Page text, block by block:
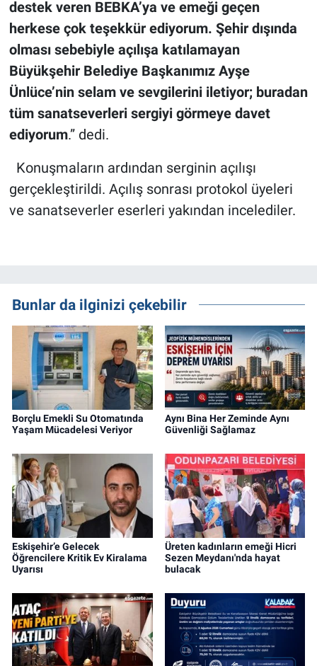
destek veren BEBKA’ya ve emeği geçen
herkese çok teşekkür ediyorum. Şehir dışında
olması sebebiyle açılışa katılamayan
Büyükşehir Belediye Başkanımız Ayşe
Ünlüce’nin selam ve sevgilerini iletiyor; buradan
tüm sanatseverleri sergiyi görmeye davet
ediyorum.” dedi.
Konuşmaların ardından serginin açılışı
gerçekleştirildi. Açılış sonrası protokol üyeleri
ve sanatseverler eserleri yakından incelediler.
Bunlar da ilginizi çekebilir
Borçlu Emekli Su Otomatında
Yaşam Mücadelesi Veriyor
Aynı Bina Her Zeminde Aynı
Güvenliği Sağlamaz
Eskişehir’e Gelecek
Öğrencilere Kritik Ev Kiralama
Uyarısı
Üreten kadınların emeği Hicri
Sezen Meydanı'nda hayat
bulacak